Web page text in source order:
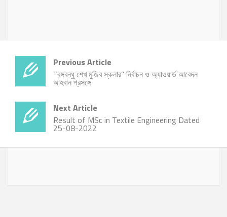
Previous Article
‘‘বঙ্গবন্ধু শেখ মুজিব স্কলার’’ নির্বাচন ও অ্যাওয়ার্ড আবেদন
আহবান প্রসঙ্গে
Next Article
Result of MSc in Textile Engineering Dated
25-08-2022